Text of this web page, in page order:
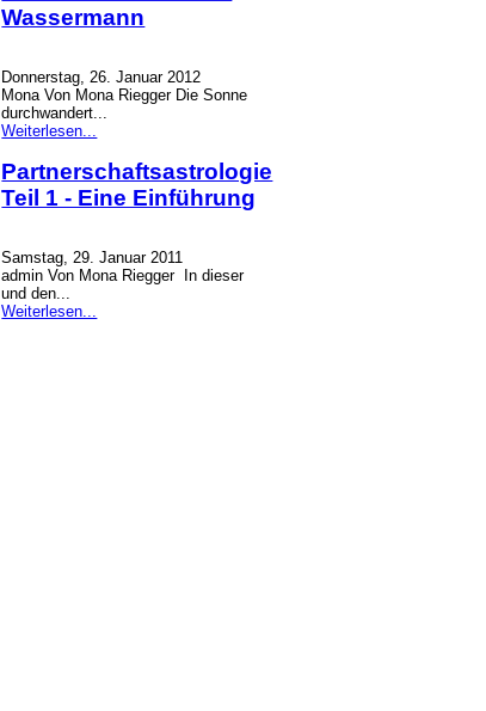
Wassermann
Donnerstag, 26. Januar 2012
Mona Von Mona Riegger Die Sonne
durchwandert...
Weiterlesen...
Partnerschaftsastrologie
Teil 1 - Eine Einführung
Samstag, 29. Januar 2011
admin Von Mona Riegger In dieser
und den...
Weiterlesen...